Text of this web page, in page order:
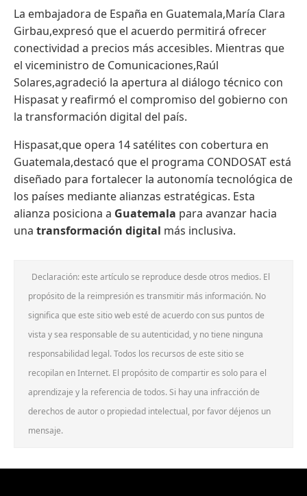
La embajadora de España en Guatemala,María Clara
Girbau,expresó que el acuerdo permitirá ofrecer
conectividad a precios más accesibles. Mientras que
el viceministro de Comunicaciones,Raúl
Solares,agradeció la apertura al diálogo técnico con
Hispasat y reafirmó el compromiso del gobierno con
la transformación digital del país.
Hispasat,que opera 14 satélites con cobertura en
Guatemala,destacó que el programa CONDOSAT está
diseñado para fortalecer la autonomía tecnológica de
los países mediante alianzas estratégicas. Esta
alianza posiciona a Guatemala para avanzar hacia
una transformación digital más inclusiva.
Declaración: este artículo se reproduce desde otros medios. El
propósito de la reimpresión es transmitir más información. No
significa que este sitio web esté de acuerdo con sus puntos de
vista y sea responsable de su autenticidad, y no tiene ninguna
responsabilidad legal. Todos los recursos de este sitio se
recopilan en Internet. El propósito de compartir es solo para el
aprendizaje y la referencia de todos. Si hay una infracción de
derechos de autor o propiedad intelectual, por favor déjenos un
mensaje.